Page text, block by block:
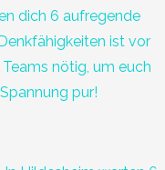
dich 6 aufregende
ist vor
nötig, um euch
pur!